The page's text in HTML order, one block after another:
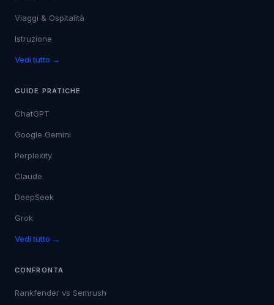
Viaggi & Ospitalità
Istruzione
Vedi tutto →
GUIDE PRATICHE
ChatGPT
Google Gemini
Perplexity
Claude
DeepSeek
Grok
Vedi tutto →
CONFRONTA
Rankfender vs Semrush